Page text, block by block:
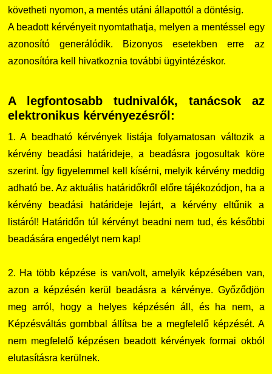
követheti nyomon, a mentés utáni állapottól a döntésig.
A beadott kérvényeit nyomtathatja, melyen a mentéssel egy
azonosító generálódik. Bizonyos esetekben erre az
azonosítóra kell hivatkoznia további ügyintézéskor.
A legfontosabb tudnivalók, tanácsok az
elektronikus kérvényezésről:
1. A beadható kérvények listája folyamatosan változik a
kérvény beadási határideje, a beadásra jogosultak köre
szerint. Így figyelemmel kell kísérni, melyik kérvény meddig
adható be. Az aktuális határidőkről előre tájékozódjon, ha a
kérvény beadási határideje lejárt, a kérvény eltűnik a
listáról! Határidőn túl kérvényt beadni nem tud, és későbbi
beadására engedélyt nem kap!
2. Ha több képzése is van/volt, amelyik képzésében van,
azon a képzésén kerül beadásra a kérvénye. Győződjön
meg arról, hogy a helyes képzésén áll, és ha nem, a
Képzésváltás gombbal állítsa be a megfelelő képzését. A
nem megfelelő képzésen beadott kérvények formai okból
elutasításra kerülnek.